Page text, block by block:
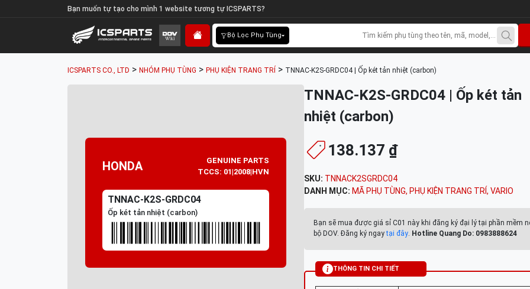
Bạn muốn tự tạo cho mình 1 website tương tự ICSPARTS?
Bộ Lọc Phụ Tùng
ICSPARTS CO., LTD > NHÓM PHỤ TÙNG > PHỤ KIỆN TRANG TRÍ > TNNAC-K2S-GRDC04 | Ốp két tản nhiệt (carbon)
HONDA
GENUINE PARTS
TCCS: 01|2008|HVN
TNNAC-K2S-GRDC04
Ốp két tản nhiệt (carbon)
TNNAC-K2S-GRDC04 | Ốp két tản
nhiệt (carbon)
138.137 ₫
SKU: TNNACK2SGRDC04
DANH MỤC: MÃ PHỤ TÙNG, PHỤ KIỆN TRANG TRÍ , VARIO
Bạn sẽ mua được giá sỉ C01 này khi đăng ký đại lý tại phần mềm
bộ DOV. Đăng ký ngaytại đây. Hotline Quang Do: 0983888624
THÔNG TIN CHI TIẾT